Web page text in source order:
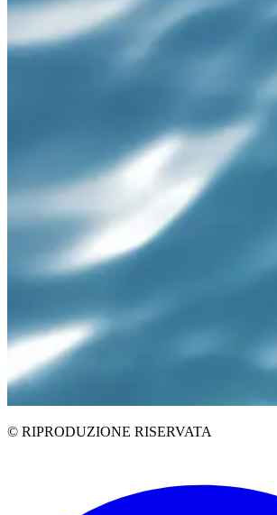
© RIPRODUZIONE RISERVATA